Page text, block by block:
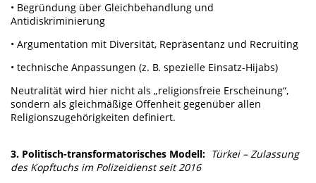
• Begründung über Gleichbehandlung und
Antidiskriminierung
• Argumentation mit Diversität, Repräsentanz und Recruiting
• technische Anpassungen (z. B. spezielle Einsatz-Hijabs)
Neutralität wird hier nicht als „religionsfreie Erscheinung“,
sondern als gleichmäßige Offenheit gegenüber allen
Religionszugehörigkeiten definiert.
3. Politisch-transformatorisches Modell: Türkei – Zulassung
des Kopftuchs im Polizeidienst seit 2016